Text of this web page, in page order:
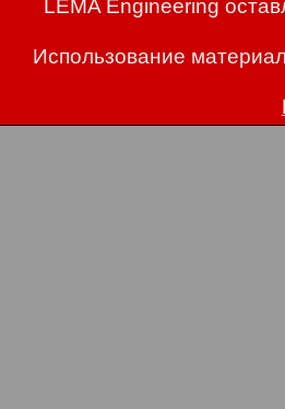
LEMA Engineering
Использование